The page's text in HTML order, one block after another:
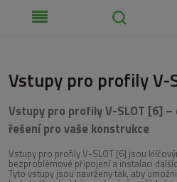
Vstupy pro profily V-
Vstupy pro profily V-SLOT [6]
řešení pro vaše konstrukce
Vstupy pro profily V-SLOT [6] jsou
bezproblémové připojení a instalaci
Tyto vstupy jsou navrženy tak, aby